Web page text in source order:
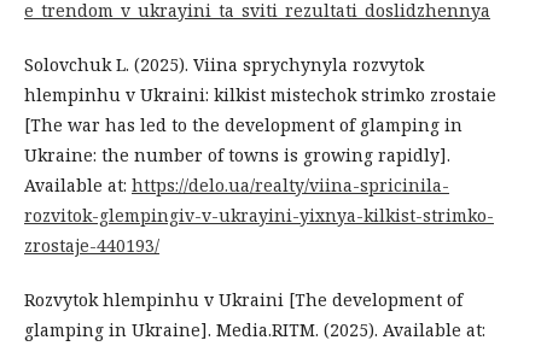
e_trendom_v_ukrayini_ta_sviti_rezultati_doslidzhennya
Solovchuk L. (2025). Viina sprychynyla rozvytok
hlempinhu v Ukraini: kilkist mistechok strimko zrostaie
[The war has led to the development of glamping in
Ukraine: the number of towns is growing rapidly].
Available at: https://delo.ua/realty/viina-spricinila-
rozvitok-glempingiv-v-ukrayini-yixnya-kilkist-strimko-
zrostaje-440193/
Rozvytok hlempinhu v Ukraini [The development of
glamping in Ukraine]. Media.RITM. (2025). Available at: